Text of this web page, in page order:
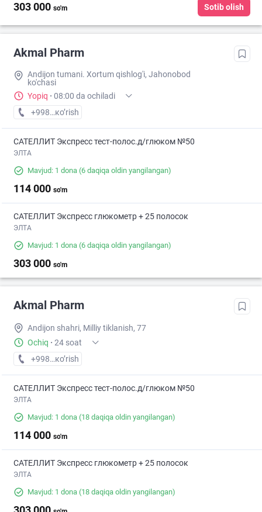
303 000 so'm Sotib olish
Akmal Pharm
Andijon tumani. Xortum qishlog'i, Jahonobod
ko'chasi
Yopiq · 08:00 da ochiladi
+998 (91) XXX-XX-XX
кo’rish
САТЕЛЛИТ Экспресс тест-полос.д/глюком №50
ЭЛТА
Mavjud: 1 dona (6 daqiqa oldin yangilangan)
114 000 so'm
САТЕЛЛИТ Экспресс глюкометр + 25 полосок
ЭЛТА
Mavjud: 1 dona (6 daqiqa oldin yangilangan)
303 000 so'm
Akmal Pharm
Andijon shahri, Milliy tiklanish, 77
Ochiq · 24 soat
+998 (91) XXX-XX-XX
кo’rish
САТЕЛЛИТ Экспресс тест-полос.д/глюком №50
ЭЛТА
Mavjud: 1 dona (18 daqiqa oldin yangilangan)
114 000 so'm
САТЕЛЛИТ Экспресс глюкометр + 25 полосок
ЭЛТА
Mavjud: 1 dona (18 daqiqa oldin yangilangan)